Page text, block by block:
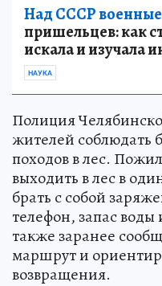
Над СССР военные
пришельцев: как
искала и изучала
НАУКА
Полиция
жителей соблюдать
походов в лес.
выходить в лес в
брать с собой
телефон, запас
также заранее
маршрут и
возвращения.